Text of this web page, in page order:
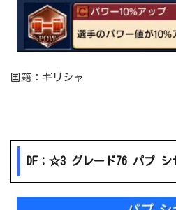
国籍：ギリシャ
DF：☆3 グレード76 パプ シ